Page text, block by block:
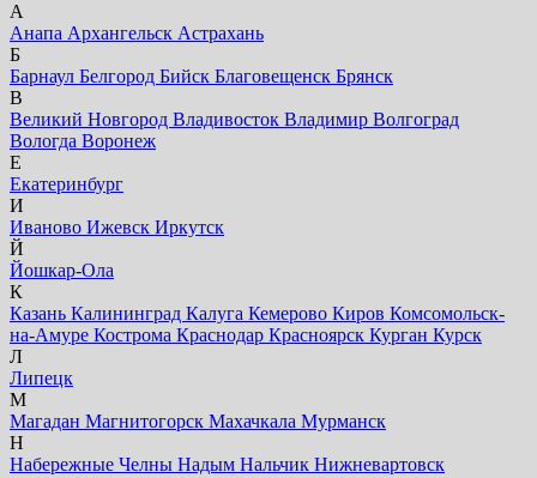
А
Анапа Архангельск Астрахань
Б
Барнаул Белгород Бийск Благовещенск Брянск
В
Великий Новгород Владивосток Владимир Волгоград
Вологда Воронеж
Е
Екатеринбург
И
Иваново Ижевск Иркутск
Й
Йошкар-Ола
К
Казань Калининград Калуга Кемерово Киров Комсомольск-
на-Амуре Кострома Краснодар Красноярск Курган Курск
Л
Липецк
М
Магадан Магнитогорск Махачкала Мурманск
Н
Набережные Челны Надым Нальчик Нижневартовск